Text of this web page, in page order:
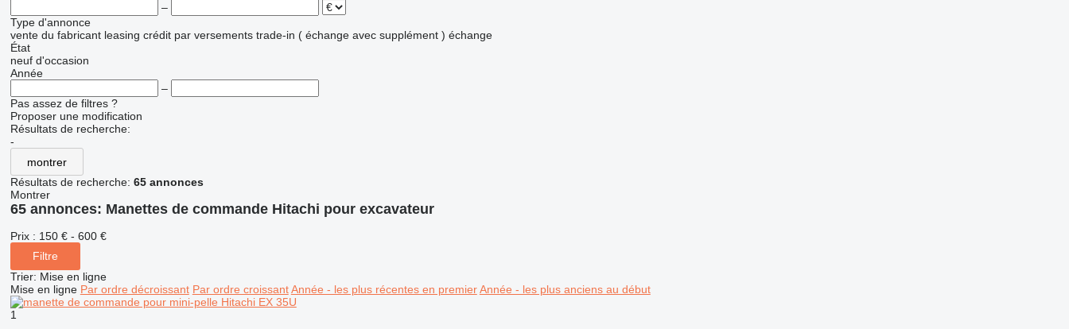
–
Type d'annonce
vente du fabricant leasing crédit par versements trade-in ( échange avec supplément ) échange
État
neuf d'occasion
Année
–
Pas assez de filtres ?
Proposer une modification
Résultats de recherche:
-
montrer
Résultats de recherche: 65 annonces
Montrer
65 annonces: Manettes de commande Hitachi pour excavateur
Prix : 150 € - 600 €
Filtre
Trier: Mise en ligne
Mise en ligne Par ordre décroissant Par ordre croissant Année - les plus récentes en premier Année - les plus anciens au début
1